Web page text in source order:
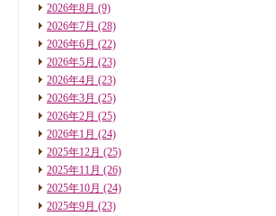
2026年8月 (9)
2026年7月 (28)
2026年6月 (22)
2026年5月 (23)
2026年4月 (23)
2026年3月 (25)
2026年2月 (25)
2026年1月 (24)
2025年12月 (25)
2025年11月 (26)
2025年10月 (24)
2025年9月 (23)